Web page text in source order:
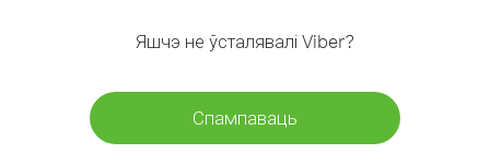
Яшчэ не ўсталявалі Viber?
Спампаваць